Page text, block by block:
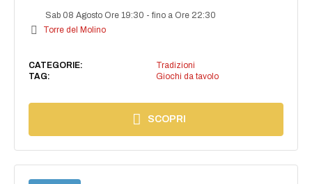
Sab 08 Agosto Ore 19:30 -fino a Ore 22:30
Torre del Molino
CATEGORIE:
Tradizioni
TAG:
Giochi da tavolo
SCOPRI